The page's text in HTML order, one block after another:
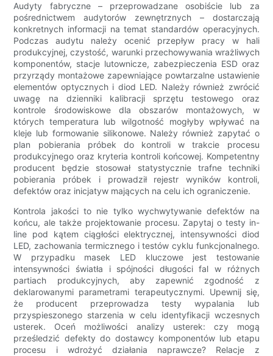
Audyty fabryczne – przeprowadzane osobiście lub za
pośrednictwem audytorów zewnętrznych – dostarczają
konkretnych informacji na temat standardów operacyjnych.
Podczas audytu należy ocenić przepływ pracy w hali
produkcyjnej, czystość, warunki przechowywania wrażliwych
komponentów, stacje lutownicze, zabezpieczenia ESD oraz
przyrządy montażowe zapewniające powtarzalne ustawienie
elementów optycznych i diod LED. Należy również zwrócić
uwagę na dzienniki kalibracji sprzętu testowego oraz
kontrole środowiskowe dla obszarów montażowych, w
których temperatura lub wilgotność mogłyby wpływać na
kleje lub formowanie silikonowe. Należy również zapytać o
plan pobierania próbek do kontroli w trakcie procesu
produkcyjnego oraz kryteria kontroli końcowej. Kompetentny
producent będzie stosował statystycznie trafne techniki
pobierania próbek i prowadził rejestr wyników kontroli,
defektów oraz inicjatyw mających na celu ich ograniczenie.
Kontrola jakości to nie tylko wychwytywanie defektów na
końcu, ale także projektowanie procesu. Zapytaj o testy in-
line pod kątem ciągłości elektrycznej, intensywności diod
LED, zachowania termicznego i testów cyklu funkcjonalnego.
W przypadku masek LED kluczowe jest testowanie
intensywności światła i spójności długości fal w różnych
partiach produkcyjnych, aby zapewnić zgodność z
deklarowanymi parametrami terapeutycznymi. Upewnij się,
że producent przeprowadza testy wypalania lub
przyspieszonego starzenia w celu identyfikacji wczesnych
usterek. Oceń możliwości analizy usterek: czy mogą
prześledzić defekty do dostawcy komponentów lub etapu
procesu i wdrożyć działania naprawcze? Relacje z